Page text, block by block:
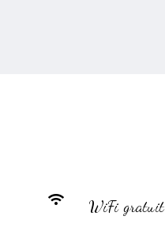
WiFi gratuit